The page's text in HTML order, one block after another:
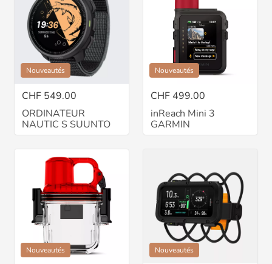
Nouveautés
CHF 549.00
ORDINATEUR
NAUTIC S SUUNTO
Nouveautés
CHF 499.00
inReach Mini 3
GARMIN
Nouveautés Nouveautés